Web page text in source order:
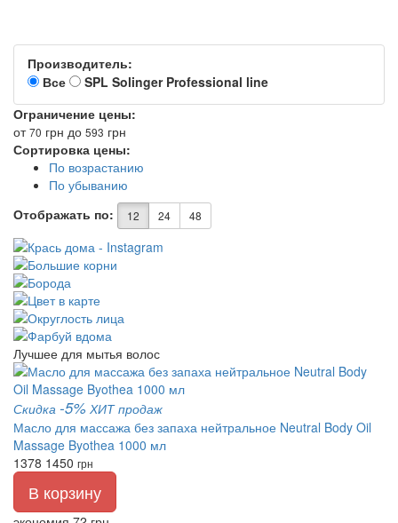
Производитель:
Все
SPL Solinger Professional line
Ограничение цены:
от70 грн до 593 грн
Сортировка цены:
По возрастанию
По убыванию
Отображать по:
12 24 48
Лучшее для мытья волос
Скидка -5% ХИТ продаж
Масло для массажа без запаха нейтральное Neutral Body Oil
Massage Byothea 1000 мл
1378 1450 грн
В корзину